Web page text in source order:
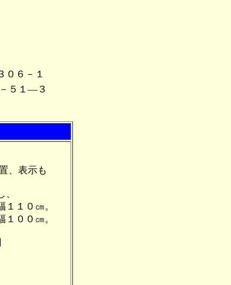
０６－１
５１―３
表示も
㎝。
㎝。